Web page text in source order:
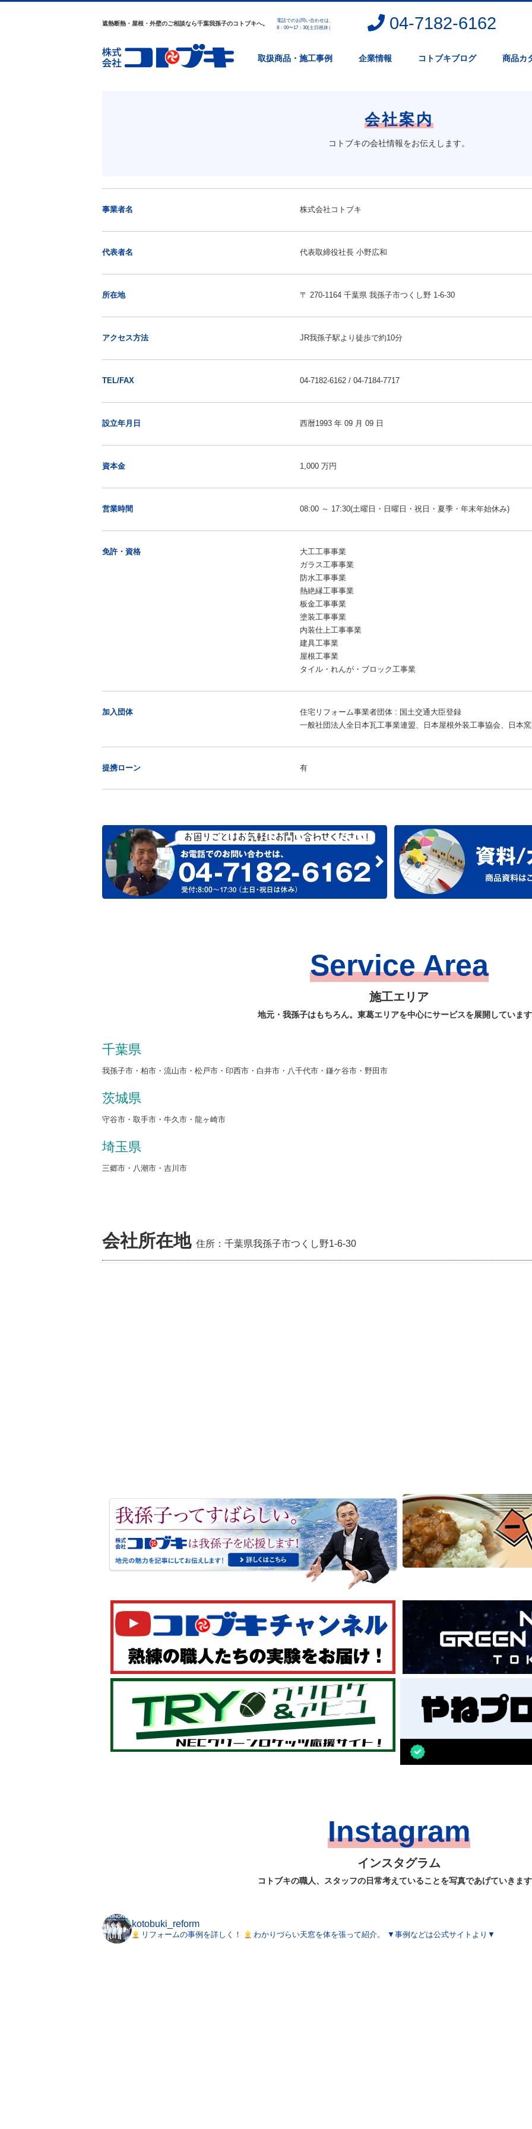
遮熱断熱・屋根・外壁のご相談なら千葉我孫子のコトブキへ。
電話でのお問い合わせは、
8：00〜17：30(土日祝休）
04-7182-6162
取扱商品・施工事例 企業情報 コトブキブログ 商品カ
会社案内
コトブキの会社情報をお伝えします。
事業者名 株式会社コトブキ
代表者名 代表取締役社長 小野広和
所在地 〒 270-1164 千葉県 我孫子市つくし野 1-6-30
アクセス方法 JR我孫子駅より徒歩で約10分
TEL/FAX 04-7182-6162 / 04-7184-7717
設立年月日 西暦1993 年 09 月 09 日
資本金 1,000 万円
営業時間 08:00 ～ 17:30(土曜日・日曜日・祝日・夏季・年末年始休み)
免許・資格
大工工事事業
ガラス工事事業
防水工事事業
熱絶縁工事事業
板金工事事業
塗装工事事業
内装仕上工事事業
建具工事業
屋根工事業
タイル・れんが・ブロック工事業
加入団体
住宅リフォーム事業者団体 : 国土交通大臣登録
一般社団法人全日本瓦工事業連盟、日本屋根外装工事協会、日本
提携ローン 有
Service Area
施工エリア
地元・我孫子はもちろん。東葛エリアを中心にサービスを展開していま
千葉県
我孫子市・柏市・流山市・松戸市・印西市・白井市・八千代市・鎌ケ谷市・野田市
茨城県
守谷市・取手市・牛久市・龍ヶ崎市
埼玉県
三郷市・八潮市・吉川市
会社所在地 住所：千葉県我孫子市つくし野1-6-30
Instagram
インスタグラム
コトブキの職人、スタッフの日常考えていることを写真であげていきま
kotobuki_reform
リフォームの事例を詳しく！ わかりづらい天窓を体を張って紹介。 ▼事例などは公式サイトより▼